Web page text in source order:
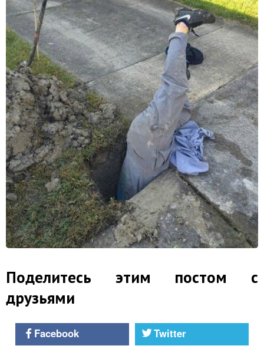
Поделитесь этим постом с
друзьями
Facebook
Twitter